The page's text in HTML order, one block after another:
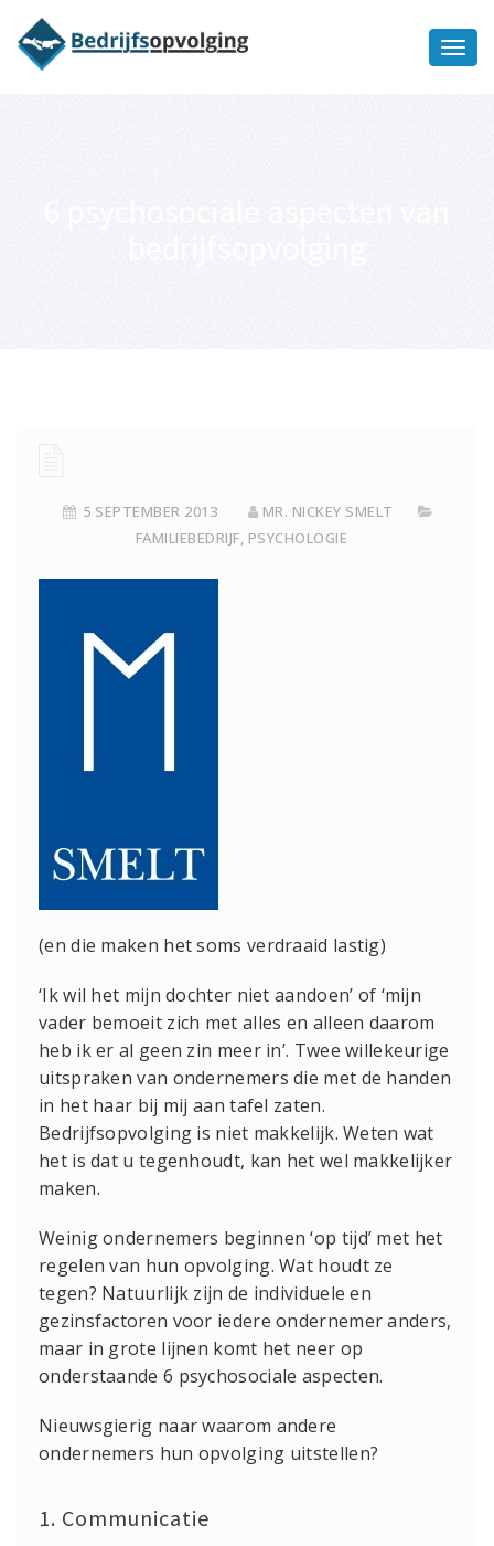
5 SEPTEMBER 2013
MR. NICKEY SMELT
FAMILIEBEDRIJF, PSYCHOLOGIE
(en die maken het soms verdraaid lastig)
‘Ik wil het mijn dochter niet aandoen’ of ‘mijn
vader bemoeit zich met alles en alleen daarom
heb ik er al geen zin meer in’. Twee willekeurige
uitspraken van ondernemers die met de handen
in het haar bij mij aan tafel zaten.
Bedrijfsopvolging is niet makkelijk. Weten wat
het is dat u tegenhoudt, kan het wel makkelijker
maken.
Weinig ondernemers beginnen ‘op tijd’ met het
regelen van hun opvolging. Wat houdt ze
tegen? Natuurlijk zijn de individuele en
gezinsfactoren voor iedere ondernemer anders,
maar in grote lijnen komt het neer op
onderstaande 6 psychosociale aspecten.
Nieuwsgierig naar waarom andere
ondernemers hun opvolging uitstellen?
1. Communicatie
bedrijfsopvolging voor fiscaal
juridisch advies
Ik wil meer informatie